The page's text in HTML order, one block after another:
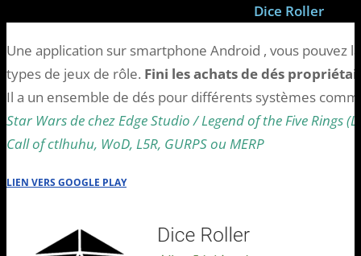
Dice Roller
Une application sur smartphone Android , vous pouvez
types de jeux de rôle. Fini les achats de dés
Il a un ensemble de dés pour différents systèmes
Star Wars de chez Edge Studio / Legend of the Five Rings
Call of ctlhuhu, WoD, L5R, GURPS ou MERP
LIEN VERS GOOGLE PLAY